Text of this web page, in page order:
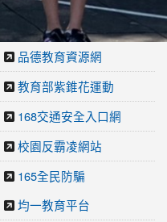
品德教育資源網
教育部紫錐花運動
168交通安全入口網
校園反霸凌網站
165全民防騙
均一教育平台